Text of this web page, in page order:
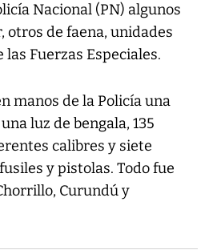
Nacional (PN) algunos
otros de faena, unidades
Fuerzas Especiales.
manos de la Policía una
luz de bengala, 135
calibres y siete
y pistolas. Todo fue
Curundú y